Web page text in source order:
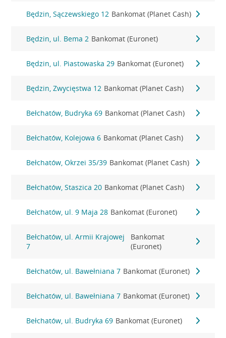
Będzin, Sączewskiego 12 Bankomat (Planet Cash)
Będzin, ul. Bema 2 Bankomat (Euronet)
Będzin, ul. Piastowaska 29 Bankomat (Euronet)
Będzin, Zwycięstwa 12 Bankomat (Planet Cash)
Bełchatów, Budryka 69 Bankomat (Planet Cash)
Bełchatów, Kolejowa 6 Bankomat (Planet Cash)
Bełchatów, Okrzei 35/39 Bankomat (Planet Cash)
Bełchatów, Staszica 20 Bankomat (Planet Cash)
Bełchatów, ul. 9 Maja 28 Bankomat (Euronet)
Bełchatów, ul. Armii Krajowej
7
Bankomat
(Euronet)
Bełchatów, ul. Bawełniana 7 Bankomat (Euronet)
Bełchatów, ul. Bawełniana 7 Bankomat (Euronet)
Bełchatów, ul. Budryka 69 Bankomat (Euronet)